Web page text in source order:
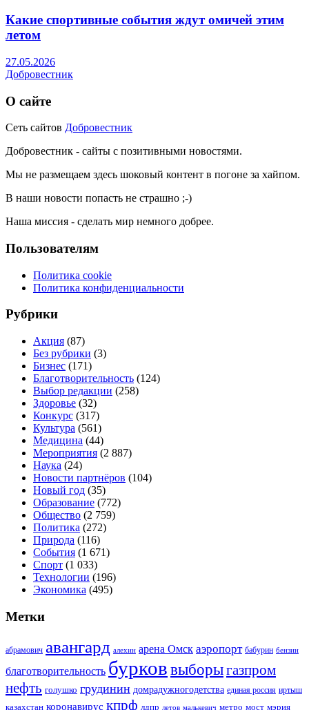
Какие спортивные события ждут омичей этим
летом
27.05.2026
Добровестник
О сайте
Сеть сайтов Добровестник
Добровестник - сайты с позитивными новостями.
Мы не размещаем здесь шоковый контент в погоне за хайпом.
В наши новости попасть не страшно ;-)
Наша миссия - сделать мир немного добрее.
Пользователям
Политика cookie
Политика конфиденциальности
Рубрики
Акция (87)
Без рубрики (3)
Бизнес (171)
Благотворительность (124)
Выбор редакции (258)
Здоровье (32)
Конкурс (317)
Культура (561)
Медицина (44)
Мероприятия (2 887)
Наука (24)
Новости партнёров (104)
Новый год (35)
Образование (772)
Общество (2 759)
Политика (272)
Природа (116)
События (1 671)
Спорт (1 033)
Технологии (196)
Экономика (495)
Метки
абрамович авангард алехин арена Омск аэропорт бабурин бензин
благотворительность бурков выборыгазпром
нефть голушко грудинин домрадужногодетства единая россия иртыш
казахстан коронавирус кпрф лдпр летов малькевич метро мост мэрия